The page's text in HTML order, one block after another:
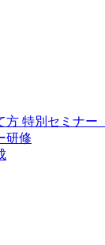
方 特別セミナー
研修